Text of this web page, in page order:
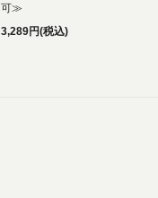
可≫
3,289円(税込)